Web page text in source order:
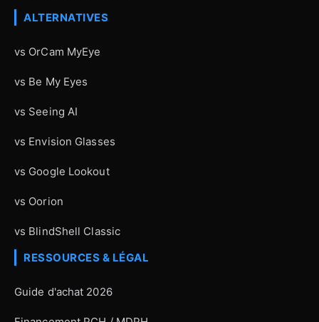
ALTERNATIVES
vs OrCam MyEye
vs Be My Eyes
vs Seeing AI
vs Envision Glasses
vs Google Lookout
vs Oorion
vs BlindShell Classic
RESSOURCES & LÉGAL
Guide d'achat 2026